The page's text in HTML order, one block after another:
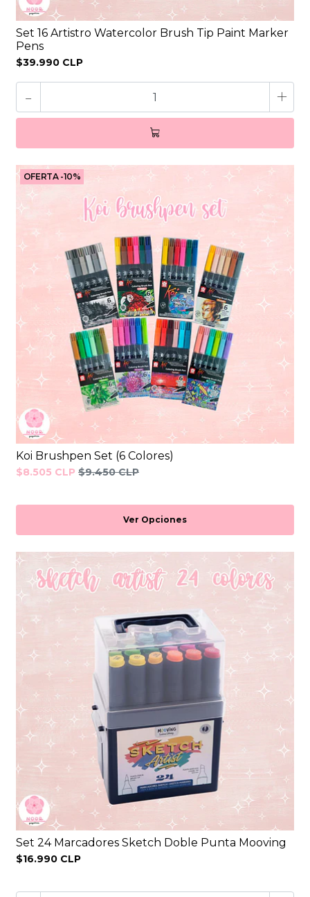
Set 16 Artistro Watercolor Brush Tip Paint Marker
Pens
$39.990 CLP
- +
OFERTA -10%
Koi Brushpen Set (6 Colores)
$8.505 CLP $9.450 CLP
Ver Opciones
Set 24 Marcadores Sketch Doble Punta Mooving
$16.990 CLP